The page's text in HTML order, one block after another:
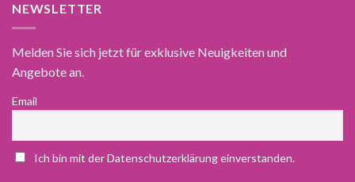
NEWSLETTER
Melden Sie sich jetzt für exklusive Neuigkeiten und
Angebote an.
Email
Ich bin mit der Datenschutzerklärung einverstanden.